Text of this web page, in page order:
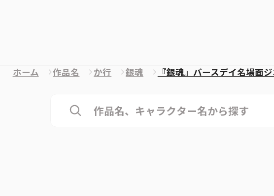
ホーム 作品名 か行 銀魂 『銀魂』バースデイ名場